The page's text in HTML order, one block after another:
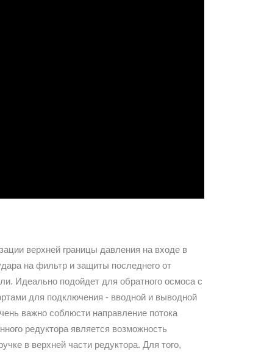
верхней границы давления на входе в
на фильтр и защиты последнего от
Идеально подойдет для обратного осмоса с
для подключения - вводной и выводной
важно соблюсти направление потока
редуктора является возможность
в верхней части редуктора. Для того,